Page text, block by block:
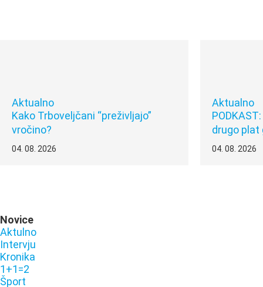
Aktualno
Kako Trboveljčani “preživljajo”
vročino?
04. 08. 2026
Aktualno
drugo
04. 08. 2026
Novice
Aktulno
Intervju
Kronika
1+1=2
Šport